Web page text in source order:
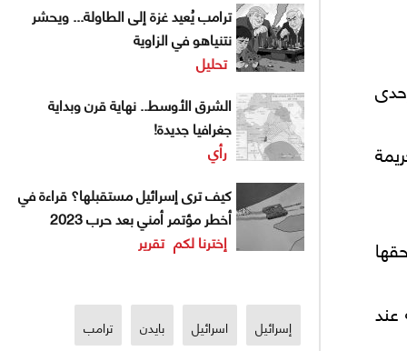
عند
ترامب يُعيد غزة إلى الطاولة... ويحشر
نتنياهو في الزاوية
تحليل
الشرق الأوسط.. نهاية قرن وبداية
جغرافيا جديدة!
رأي
كيف ترى إسرائيل مستقبلها؟ قراءة في
أخطر مؤتمر أمني بعد حرب 2023
إخترنا لكم تقرير
إسرائيل اسرائيل بايدن ترامب